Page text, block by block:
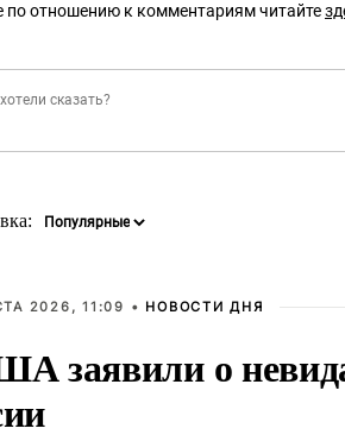
по отношению к комментариям читайте
2026, 11:09 • НОВОСТИ ДНЯ
заявили о